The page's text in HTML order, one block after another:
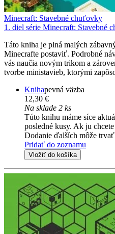
Minecraft: Stavebné chuťovky
1. diel série Minecraft: Stavebné
Táto kniha je plná malých
Minecrafte postaviť. Podrobné
vás naučia novým trikom a
tvorbe ministavieb, ktorými
Knihapevná väzba
12,30 €
Na sklade 2 ks
Túto knihu máme síce
posledné kusy. Ak ju
Dodanie ďalších môže
Pridať do zoznamu
Vložiť do košíka